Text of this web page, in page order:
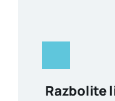
Razbolite